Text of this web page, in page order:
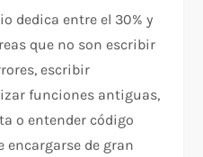
dedica entre el 30% y
que no son escribir
escribir
funciones antiguas,
o entender código
encargarse de gran